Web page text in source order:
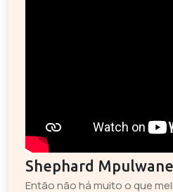
Shephard Mpulwane
Então não há muito o que